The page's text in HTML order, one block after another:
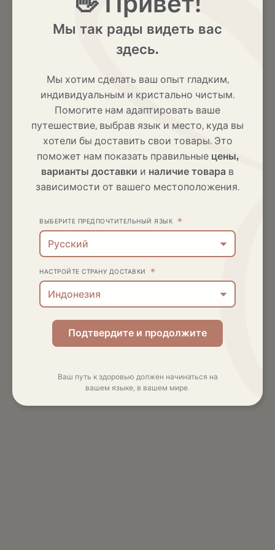
Регистрация
experience throughout this website, to manage
access to your account, and for other purposes
described in ourполитика конфиденциальности
Мы так рады видеть вас
здесь.
Мы хотим сделать ваш опыт гладким,
индивидуальным и кристально чистым.
Помогите нам адаптировать ваше
путешествие, выбрав язык и место, куда вы
хотели бы доставить свои товары. Это
поможет нам показать правильные цены,
варианты доставки и наличие товара в
зависимости от вашего местоположения.
ВЫБЕРИТЕ ПРЕДПОЧТИТЕЛЬНЫЙ ЯЗЫК *
Русский
НАСТРОЙТЕ СТРАНУ ДОСТАВКИ *
Индонезия
Подтвердите и продолжите
Ваш путь к здоровью должен начинаться на
вашем языке, в вашем мире.